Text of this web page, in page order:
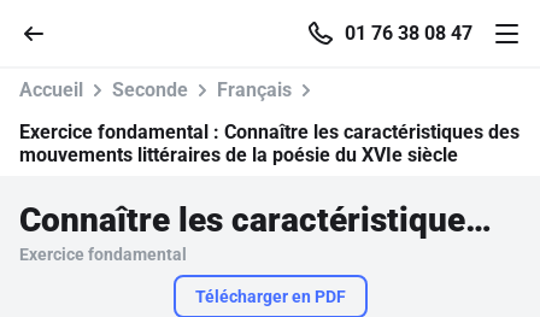
01 76 38 08 47
Parcourir
Accueil Seconde
Français
Exercice fondamental : Connaître les caractéristiques des
mouvements littéraires de la poésie du XVIe siècle
Connaître les caractéristiques des mouvements littéraires de la poésie du XVIe siècle
Exercice fondamental
Télécharger en PDF